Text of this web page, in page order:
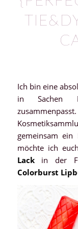
Ich bin eine
in Sachen
gemeinsam ein
möchte ich
Lack in der
Colorburst